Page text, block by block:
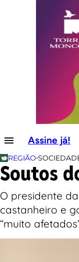
Assine já!
REGIÃO•
Soutos
O presidente
castanheiro e
“muito